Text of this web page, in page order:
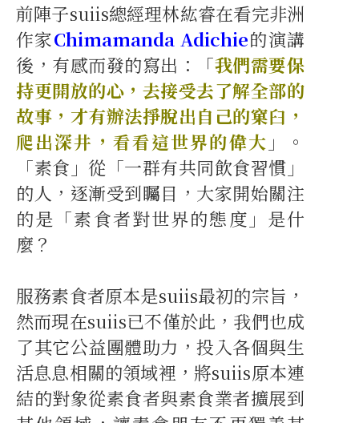
前陣子suiis總經理林紘睿在看完非洲
作家Chimamanda Adichie的演講
後，有感而發的寫出：「我們需要保
持更開放的心，去接受去了解全部的
故事，才有辦法掙脫出自己的窠臼，
爬出深井，看看這世界的偉大 」。
「素食」從「一群有共同飲食習慣」
的人，逐漸受到矚目，大家開始關注
的是「素食者對世界的態度」是什
麼？
服務素食者原本是suiis最初的宗旨，
然而現在suiis已不僅於此，我們也成
了其它公益團體助力，投入各個與生
活息息相關的領域裡，將suiis原本連
結的對象從素食者與素食業者擴展到